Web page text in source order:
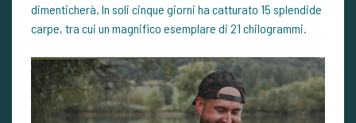
dimenticherà. In soli cinque giorni ha catturato 15 splendide
carpe, tra cui un magnifico esemplare di 21 chilogrammi.